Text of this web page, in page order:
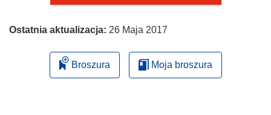
Ostatnia aktualizacja: 26 Maja 2017
Broszura Moja broszura